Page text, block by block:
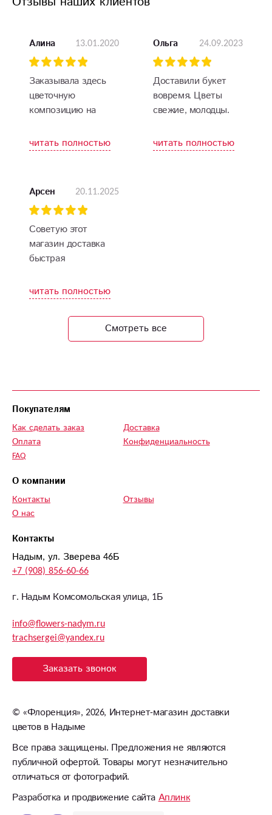
Алина 13.01.2020
Заказывала здесь
цветочную
композицию на
Осталась очень
довольна, поэтому и
читать полностью
Ольга 24.09.2023
Доставили букет
вовремя. Цветы
свежие, молодцы.
читать полностью
Арсен 20.11.2025
Советую этот
магазин доставка
быстрая
красивое цветы
прекрасные свежие
и очень вкусно
читать полностью
Смотреть все
Контакты
Надым, ул. Зверева 46Б
+7 (908) 856-60-66
г. Надым Комсомольская улица, 1Б
info@flowers-nadym.ru
trachsergei@yandex.ru
Заказать звонок
Покупателям
Как сделать заказ
Оплата
FAQ
Доставка
Конфиденциальность
О компании
Контакты
О нас
Отзывы
© «Флоренция», 2026, Интернет-магазин доставки
цветов в Надыме
Все права защищены. Предложения не являются
публичной офертой. Товары могут незначительно
отличаться от фотографий.
Разработка и продвижение сайтаАплинк